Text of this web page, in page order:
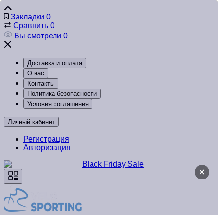
Закладки 0
Сравнить 0
Вы смотрели 0
Доставка и оплата
О нас
Контакты
Политика безопасности
Условия соглашения
Личный кабинет
Регистрация
Авторизация
×